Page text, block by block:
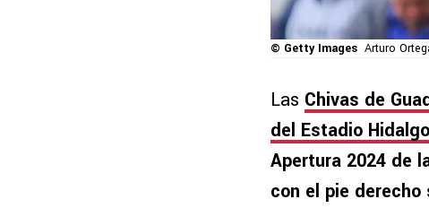
© Getty Images Arturo
Las Chivas de
del Estadio Hidalgo
Apertura 2024 de
con el pie derecho